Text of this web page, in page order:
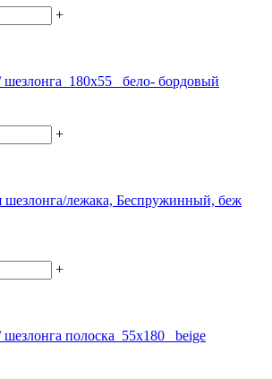
+
бело- бордовый
+
шезлонга/лежака, Беспружинный, беж
+
полоска_55х180_ beige